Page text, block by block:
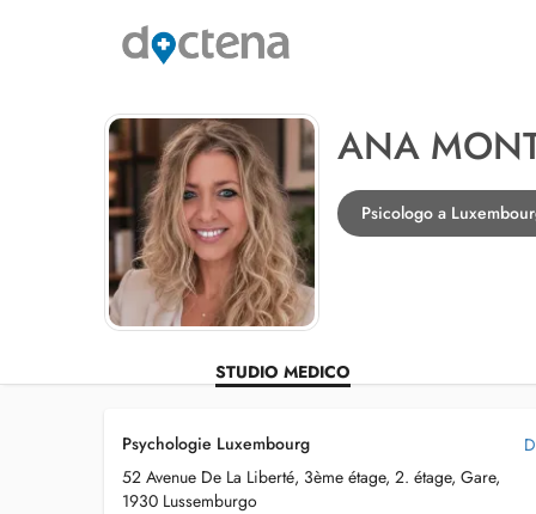
ANA
Psicologo a
STUDIO MEDICO
Psychologie Luxembourg
52 Avenue De La Liberté, 3ème étage, 2. étage, Gare,
1930 Lussemburgo